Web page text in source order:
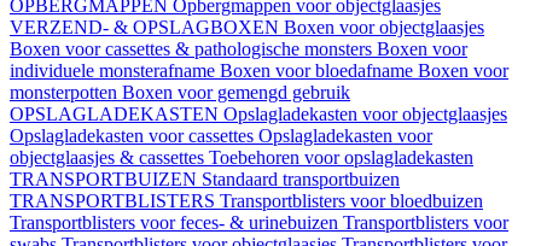
OPBERGMAPPEN Opbergmappen voor objectglaasjes
VERZEND- & OPSLAGBOXEN Boxen voor objectglaasjes
Boxen voor cassettes & pathologische monsters Boxen voor
individuele monsterafname Boxen voor bloedafname Boxen voor
monsterpotten Boxen voor gemengd gebruik
OPSLAGLADEKASTEN Opslagladekasten voor objectglaasjes
Opslagladekasten voor cassettes Opslagladekasten voor
objectglaasjes & cassettes Toebehoren voor opslagladekasten
TRANSPORTBUIZEN Standaard transportbuizen
TRANSPORTBLISTERS Transportblisters voor bloedbuizen
Transportblisters voor feces- & urinebuizen Transportblisters voor